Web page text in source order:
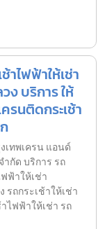
าไฟฟ้าให้เช่า
ง บริการ ให้
ครนติดกระเช้า
เทพเครน แอนด์
ำกัด บริการ รถ
ฟ้าให้เช่า
รถกระเช้าให้เช่า
ไฟฟ้าให้เช่า รถ